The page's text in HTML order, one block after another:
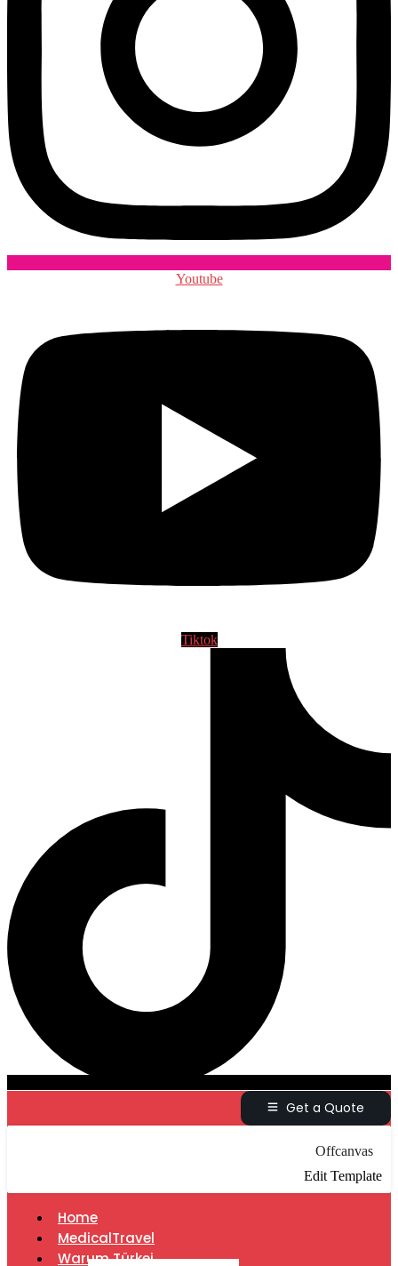
Youtube
Tiktok
Get a Quote
Offcanvas
Edit Template
Home
MedicalTravel
Warum Türkei